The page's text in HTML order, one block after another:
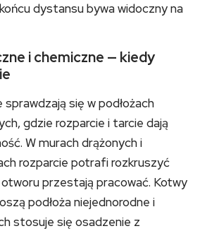
dystansu bywa widoczny na
i chemiczne — kiedy
się w podłożach
gdzie rozparcie i tarcie dają
W murach drążonych i
rozparcie potrafi rozkruszyć
otworu przestają pracować. Kotwy
podłoża niejednorodne i
stosuje się osadzenie z